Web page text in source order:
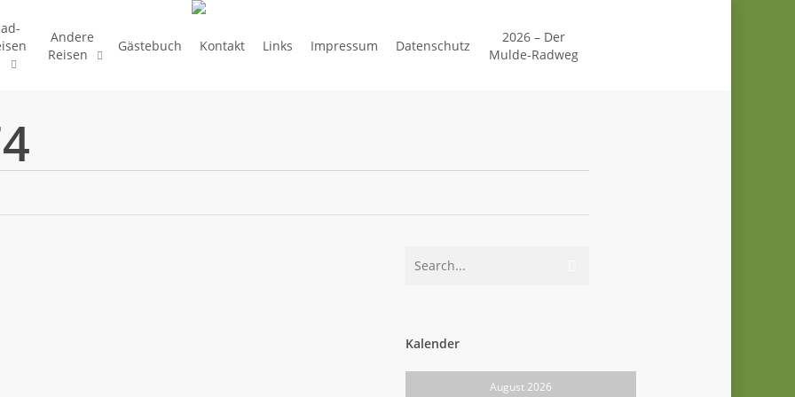
Andere
Reisen
Gästebuch Kontakt Links Impressum Datenschutz
2026 – Der
Mulde-Radweg
Kalender
August 2026